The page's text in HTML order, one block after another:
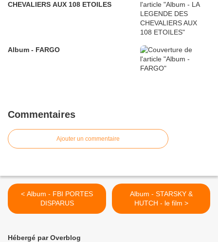
CHEVALIERS AUX 108 ETOILES
Album - FARGO
Commentaires
Ajouter un commentaire
< Album - FBI PORTES
DISPARUS
Album - STARSKY &
HUTCH - le film >
Hébergé par Overblog